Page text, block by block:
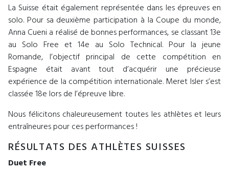
La Suisse était également représentée dans les épreuves en
solo. Pour sa deuxième participation à la Coupe du monde,
Anna Cueni a réalisé de bonnes performances, se classant 13e
au Solo Free et 14e au Solo Technical. Pour la jeune
Romande, l’objectif principal de cette compétition en
Espagne était avant tout d’acquérir une précieuse
expérience de la compétition internationale. Meret Isler s’est
classée 18e lors de l’épreuve libre.
Nous félicitons chaleureusement toutes les athlètes et leurs
entraîneures pour ces performances !
RÉSULTATS DES ATHLÈTES SUISSES
Duet Free